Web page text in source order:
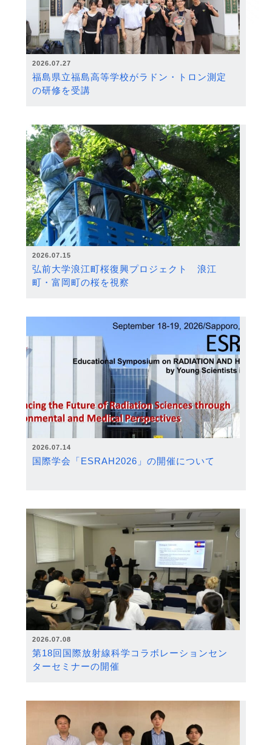
2026.07.27
福島県立福島高等学校がラドン・トロン測定
の研修を受講
2026.07.15
弘前大学浪江町桜復興プロジェクト 浪江
町・富岡町の桜を視察
2026.07.14
国際学会「ESRAH2026」の開催について
2026.07.08
第18回国際放射線科学コラボレーションセン
ターセミナーの開催